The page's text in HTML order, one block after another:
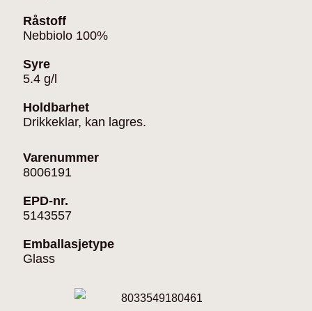
Råstoff
Nebbiolo 100%
Syre
5.4 g/l
Holdbarhet
Drikkeklar, kan lagres.
Varenummer
8006191
EPD-nr.
5143557
Emballasjetype
Glass